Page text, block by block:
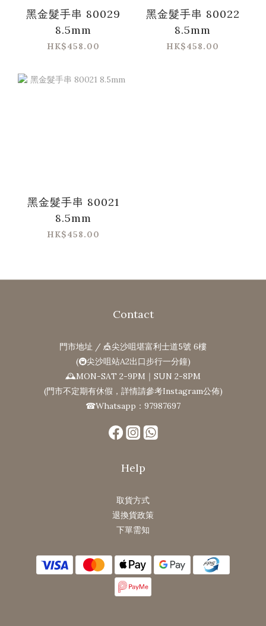
黑金髮手串 80029
8.5mm
HK$458.00
黑金髮手串 80022
8.5mm
HK$458.00
黑金髮手串 80021
8.5mm
HK$458.00
Contact
門市地址 / 🎪尖沙咀堪富利士道5號 6樓
(🚇尖沙咀站A2出口步行一分鐘)
🕰MON-SAT 2-9PM｜SUN 2-8PM
(門市不定期有休假，詳情請參考Instagram公佈)
☎Whatsapp：97987697
Help
取貨方式
退換貨政策
下單需知